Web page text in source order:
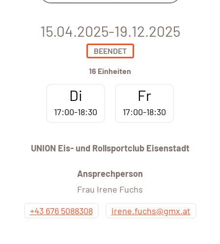
15.04.2025-19.12.2025
BEENDET
16 Einheiten
Di
17:00-18:30
Fr
17:00-18:30
UNION Eis- und Rollsportclub Eisenstadt
Ansprechperson
Frau Irene Fuchs
+43 676 5088308
irene.fuchs@gmx.at